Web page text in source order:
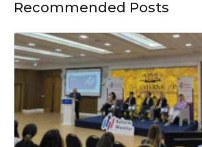
Recommended Posts